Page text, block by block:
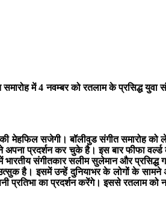
में 4 नवम्बर को रतलाम के प्रसिद्ध युवा
मेहफिल सजेगी। बॉलीवुड संगीत समारोह
प्रदर्शन कर चुके है। इस बार फीफा
संगीतकार सलीम सुलेमान और प्रसिद्ध
है। इसमें उन्हें दुनियाभर के लोगों के
प्रतिभा का प्रदर्शन करेंगे। इससे रतलाम को